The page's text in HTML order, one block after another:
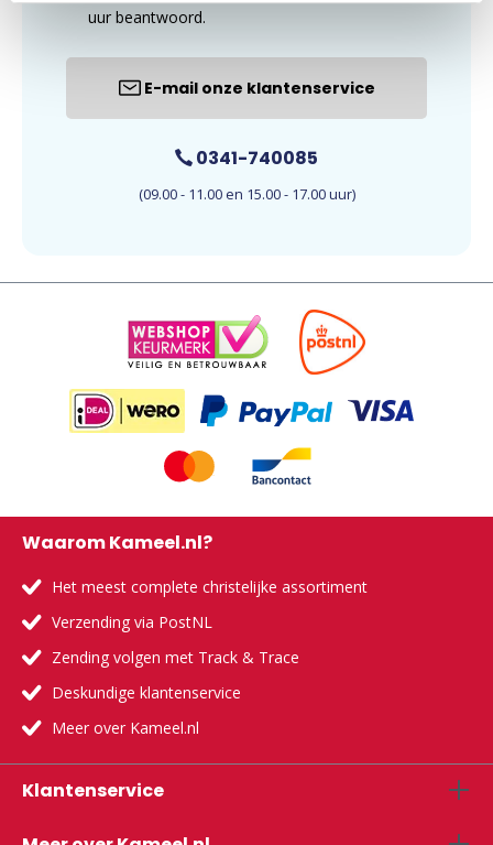
uur beantwoord.
E-mail onze klantenservice
0341-740085
(09.00 - 11.00 en 15.00 - 17.00 uur)
Waarom Kameel.nl?
Het meest complete christelijke assortiment
Verzending via PostNL
Zending volgen met Track & Trace
Deskundige klantenservice
Meer over Kameel.nl
Klantenservice